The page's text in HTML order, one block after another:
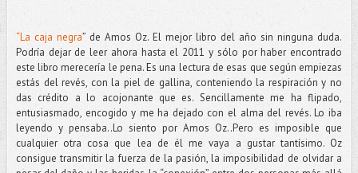
“La caja negra” de Amos Oz. El mejor libro del año sin ninguna duda.
Podría dejar de leer ahora hasta el 2011 y sólo por haber encontrado
este libro merecería le pena. Es una lectura de esas que según empiezas
estás del revés, con la piel de gallina, conteniendo la respiración y no
das crédito a lo acojonante que es. Sencillamente me ha flipado,
entusiasmado, encogido y me ha dejado con el alma del revés. Lo iba
leyendo y pensaba..Lo siento por Amos Oz..Pero es imposible que
cualquier otra cosa que lea de él me vaya a gustar tantísimo. Oz
consigue transmitir la fuerza de la pasión, la imposibilidad de olvidar a